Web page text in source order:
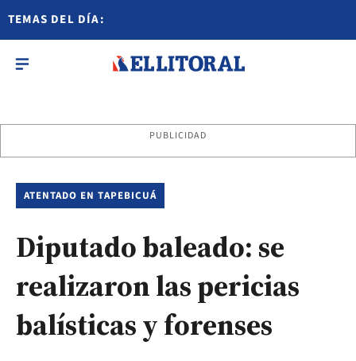
TEMAS DEL DÍA:
PUBLICIDAD
ATENTADO EN TAPEBICUÁ
Diputado baleado: se
realizaron las pericias
balísticas y forenses